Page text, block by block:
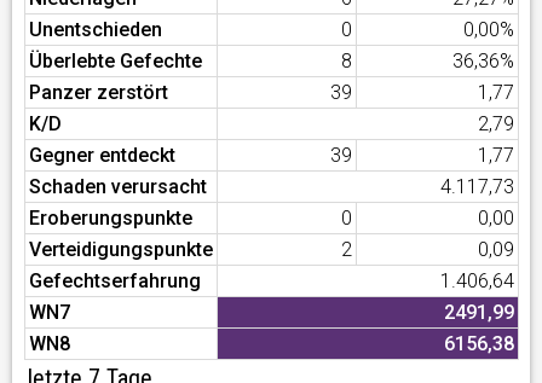
Unentschieden
0
0,00%
Überlebte Gefechte
8
36,36%
Panzer zerstört
39
1,77
K/D
2,79
Gegner entdeckt
39
1,77
Schaden verursacht
4.117,73
Eroberungspunkte
0
0,00
Verteidigungspunkte
2
0,09
Gefechtserfahrung
1.406,64
WN7
2491,99
WN8
6156,38